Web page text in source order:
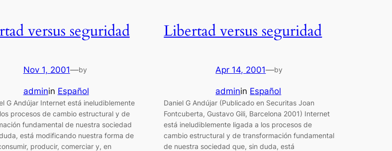
versus seguridad
Nov 1, 2001—by
adminin Español
G Andújar Internet está ineludiblemente
procesos de cambio estructural y de
fundamental de nuestra sociedad
está modificando nuestra forma de
producir, comerciar y, en
Libertad versus seguridad
Apr 14, 2001—by
adminin Español
Daniel G Andújar (Publicado en Securitas Joan
Fontcuberta, Gustavo Gili, Barcelona 2001) Internet
está ineludiblemente ligada a los procesos de
cambio estructural y de transformación fundamental
de nuestra sociedad que, sin duda, está